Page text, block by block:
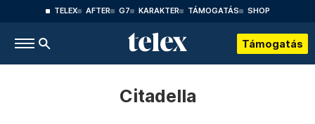
TELEX AFTER G7 KARAKTER TÁMOGATÁS SHOP
Támogatás
Citadella